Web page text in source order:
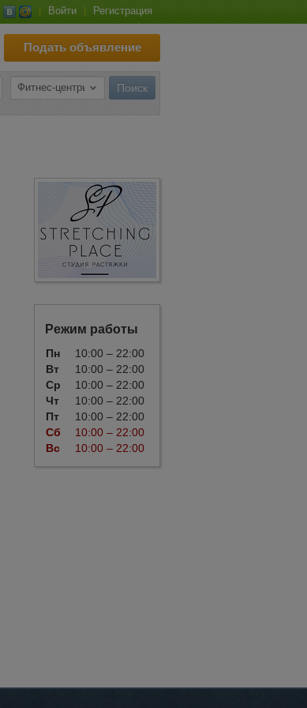
Войти Регистрация
Подать объявление
Режим работы
Пн
10:00 – 22:00
Вт
10:00 – 22:00
Ср
10:00 – 22:00
Чт
10:00 – 22:00
Пт
10:00 – 22:00
Сб
10:00 – 22:00
Вс
10:00 – 22:00